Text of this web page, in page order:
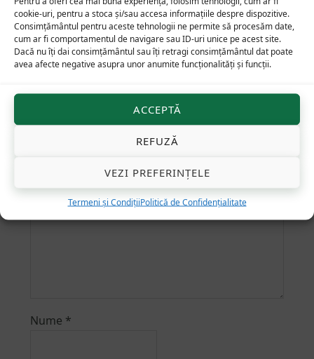
cookie-uri, pentru a stoca și/sau accesa informațiile despre dispozitive.
Consimțământul pentru aceste tehnologii ne permite să procesăm date,
cum ar fi comportamentul de navigare sau ID-uri unice pe acest site.
Dacă nu îți dai consimțământul sau îți retragi consimțământul dat poate
avea afecte negative asupra unor anumite funcționalități și funcții.
ACCEPTĂ
REFUZĂ
VEZI PREFERINȚELE
Termeni și CondițiiPolitică de Confidențialitate
mai puțin sistematizat și cu mici
completări.
Adaugă o recenzie
Adresa ta de email nu va fi publicată.Câmpurile
obligatorii sunt marcate cu*
Nume *